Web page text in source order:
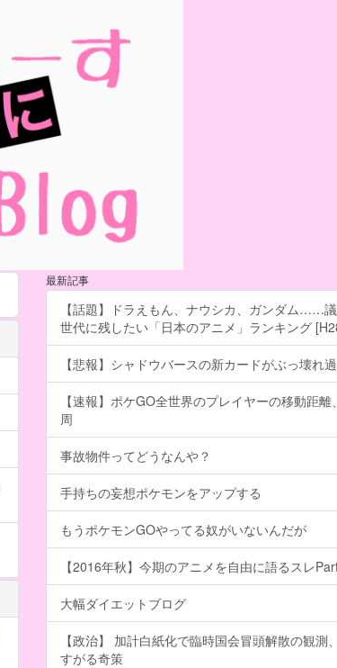
最新記事
【話題】ドラえもん、ナウシカ、ガンダム……
世代に残したい「日本のアニメ」ランキング
【悲報】シャドウバースの新カードがぶっ壊れ
【速報】ポケGO全世界のプレイヤーの移動距
周
事故物件ってどうなんや？
手持ちの妄想ポケモンをアップする
もうポケモンGOやってる奴がいないんだが
【2016年秋】今期のアニメを自由に語るスレ
大幅ダイエットブログ
【政治】 加計白紙化で臨時国会冒頭解散の観測
すがる奇策